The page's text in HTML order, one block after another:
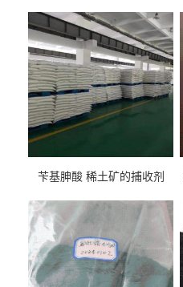
苄基胂酸 稀土矿的捕收剂